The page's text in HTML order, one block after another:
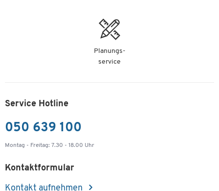
möchten. Überlegen Sie, welches Material (Kunststoff,
Stahl), welche Größe (Innenmaße und Außemaße) und vor
allem welcher Kasten-Typ für Sie in Frage kommt.
Lagerbehälter und Lagerkästen werden in verschiedensten
oder Werkstatt, immer an Ort und Stelle, aber gleichzeitig
auch griffbereit zu haben. Vor der Anschaffung sollten Sie
eingesetzt werden sollen.
Beispiele:
Planungs-
service
Service Hotline
050 639 100
Montag - Freitag: 7.30 - 18.00 Uhr
Kontaktformular
Kontakt aufnehmen